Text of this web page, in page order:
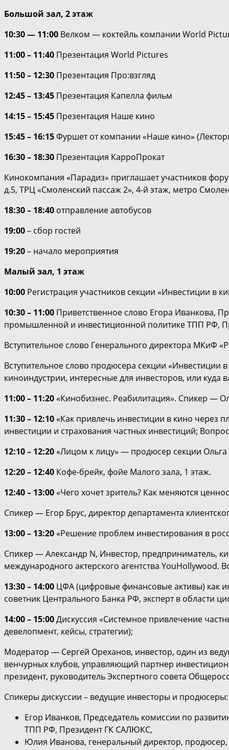
Большой зал, 2 этаж
10:30 — 11:00 Велком — коктейль компании World
11:00 – 11:40 Презентация World Pictures
11:50 – 12:30 Презентация Про:взгляд
12:45 – 13:45 Презентация Капелла фильм
14:15 – 15:45 Презентация Наше кино
15:45 – 16:15Фуршет от компании «Наше кино»
16:30 – 18:30 Презентация КарроПрокат
Кинокомпания «Парадиз» приглашает участников
д.5, ТРЦ «Смоленский пассаж 2», 4-й этаж, метро
18:30 – 18:40 отправление автобусов
19:00– сбор гостей
19:20– начало мероприятия
Малый зал, 1 этаж
10:00 Регистрация участников секции «Инвестиции в
10:30 – 11:00 Приветственное слово Егора Иванкова,
промышленной и инвестиционной политике ТПП РФ,
Вступительное слово Генерального директора МКиФ
Вступительное слово продюсера секции «Инвестиции
киноиндустрии, интересные для инвесторов, или куда
11:00 – 11:20«Кинобизнес. Реабилитация». Спикер —
11:30 – 12:10«Как привлечь инвестиции в кино через
инвестиции и страхования частных инвестиций;
12:10 – 12:20«Лицом к лицу» — продюсер секции Ольга
12:20 – 12:40 Кофе-брейк, фойе Малого зала, 1 этаж.
12:40 – 13:00«Чего хочет зритель? Как меняются
Спикер — Егор Брус, директор департамента
13:00 – 13:20«Решение проблем инвестирования в
Спикер — Александр N, Инвестор, предприниматель,
международного актерского агентства YouHollywood.
13:30 – 14:00 ЦФА (цифровые финансовые активы) как
советник Центрального Банка РФ, эксперт в области
14:00 – 15:00Дискуссия «Системное привлечение
девелопмент, кейсы, стратегии);
Модератор — Сергей Ореханов, инвестор, один из
венчурных клубов, управляющий партнер
президент, руководитель Экспертного совета
Спикеры дискуссии – ведущие инвесторы и продюсеры:
Егор Иванков, Председатель комиссии по
ТПП РФ, Президент ГК САЛЮКС,
Юлия Иванова, генеральный директор,